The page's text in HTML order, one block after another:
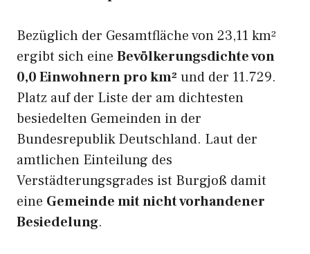
Bezüglich der Gesamtfläche von 23,11 km²
ergibt sich eine Bevölkerungsdichte von
0,0 Einwohnern pro km² und der 11.729.
Platz auf der Liste der am dichtesten
besiedelten Gemeinden in der
Bundesrepublik Deutschland. Laut der
amtlichen Einteilung des
Verstädterungsgrades ist Burgjoß damit
eine Gemeinde mit nicht vorhandener
Besiedelung.